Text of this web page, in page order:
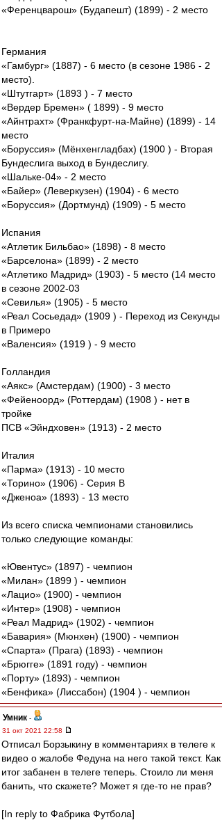
«Ференцварош» (Будапешт) (1899) - 2 место
Германия
«Гамбург» (1887) - 6 место (в сезоне 1986 - 2
место).
«Штутгарт» (1893 ) - 7 место
«Вердер Бремен» ( 1899) - 9 место
«Айнтрахт» (Франкфурт-на-Майне) (1899) - 14
место
«Боруссия» (Мёнхенгладбах) (1900 ) - Вторая
Бундеслига выход в Бундеслигу.
«Шальке-04» - 2 место
«Байер» (Леверкузен) (1904) - 6 место
«Боруссия» (Дортмунд) (1909) - 5 место
Испания
«Атлетик Бильбао» (1898) - 8 место
«Барселона» (1899) - 2 место
«Атлетико Мадрид» (1903) - 5 место (14 место
в сезоне 2002-03
«Севилья» (1905) - 5 место
«Реал Сосьедад» (1909 ) - Переход из Секунды
в Примеро
«Валенсия» (1919 ) - 9 место
Голландия
«Аякс» (Амстердам) (1900) - 3 место
«Фейеноорд» (Роттердам) (1908 ) - нет в
тройке
ПСВ «Эйндховен» (1913) - 2 место
Италия
«Парма» (1913) - 10 место
«Торино» (1906) - Серия В
«Дженоа» (1893) - 13 место
Из всего списка чемпионами становились
только следующие команды:
«Ювентус» (1897) - чемпион
«Милан» (1899 ) - чемпион
«Лацио» (1900) - чемпион
«Интер» (1908) - чемпион
«Реал Мадрид» (1902) - чемпион
«Бавария» (Мюнхен) (1900) - чемпион
«Спарта» (Прага) (1893) - чемпион
«Брюгге» (1891 году) - чемпион
«Порту» (1893) - чемпион
«Бенфика» (Лиссабон) (1904 ) - чемпион
Умник -
31 окт 2021 22:58
Отписал Борзыкину в комментариях в телеге к
видео о жалобе Федуна на него такой текст. Как
итог забанен в телеге теперь. Стоило ли меня
банить, что скажете? Может я где-то не прав?
[In reply to Фабрика Футбола]